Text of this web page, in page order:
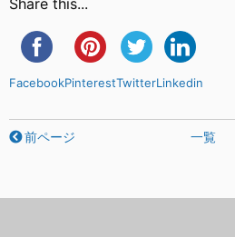
FacebookPinterestTwitterLinkedin
前ページ 一覧